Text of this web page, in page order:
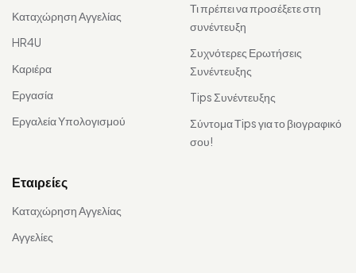
Καταχώρηση Αγγελίας
HR4U
Καριέρα
Εργασία
Εργαλεία Υπολογισμού
Τι πρέπει να προσέξετε στη
συνέντευξη
Συχνότερες Ερωτήσεις
Συνέντευξης
Tips Συνέντευξης
Σύντομα Τips για το βιογραφικό
σου!
Εταιρείες
Καταχώρηση Αγγελίας
Αγγελίες